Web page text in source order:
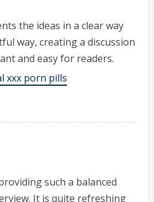
the ideas in a clear way
way, creating a discussion
and easy for readers.
xxx porn pills
such a balanced
It is quite refreshing